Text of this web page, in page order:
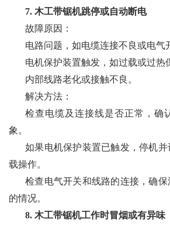
7. 木工带锯机跳停或自动断电
故障原因：
电路问题，如电缆连接不良或电气
电机保护装置触发，如过载或过热
内部线路老化或接触不良。
解决方法：
检查电缆及连接线是否正常，确
象。
如果电机保护装置已触发，停机
载操作。
检查电气开关和线路的连接，确保
的情况。
8. 木工带锯机工作时冒烟或有异味